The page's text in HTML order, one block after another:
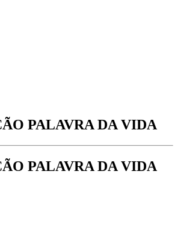
PALAVRA DA VIDA
PALAVRA DA VIDA